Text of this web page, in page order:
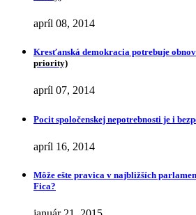
apríl 08, 2014
Kresťanská demokracia potrebuje
priority)
apríl 07, 2014
Pocit spoločenskej nepotrebnosti je i
apríl 16, 2014
Môže ešte pravica v najbližších
Fica?